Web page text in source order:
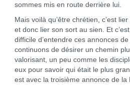
sommes mis en route derrière lui.
Mais voilà qu’être chrétien, c’est
et donc lier son sort au sien. Et
difficile d’entendre ces annonces
continuons de désirer un chemin
valorisant, un peu comme les
eux pour savoir qui était le plus
est avec la troisième annonce de la